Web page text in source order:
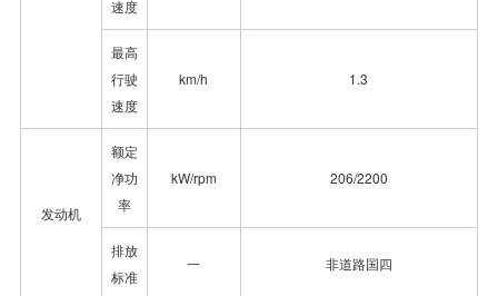
速度
最高
行驶
速度
km/h 1.3
发动机
额定
净功
率
kW/rpm 206/2200
排放
标准
一 非道路国四